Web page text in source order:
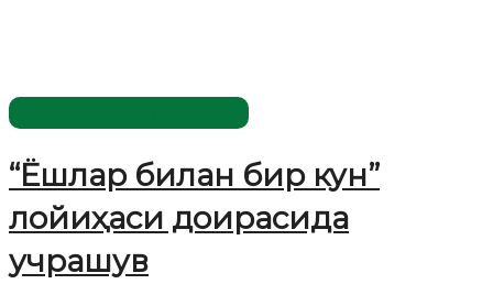
“Ёшлар билан бир кун”
лойиҳаси доирасида
учрашув